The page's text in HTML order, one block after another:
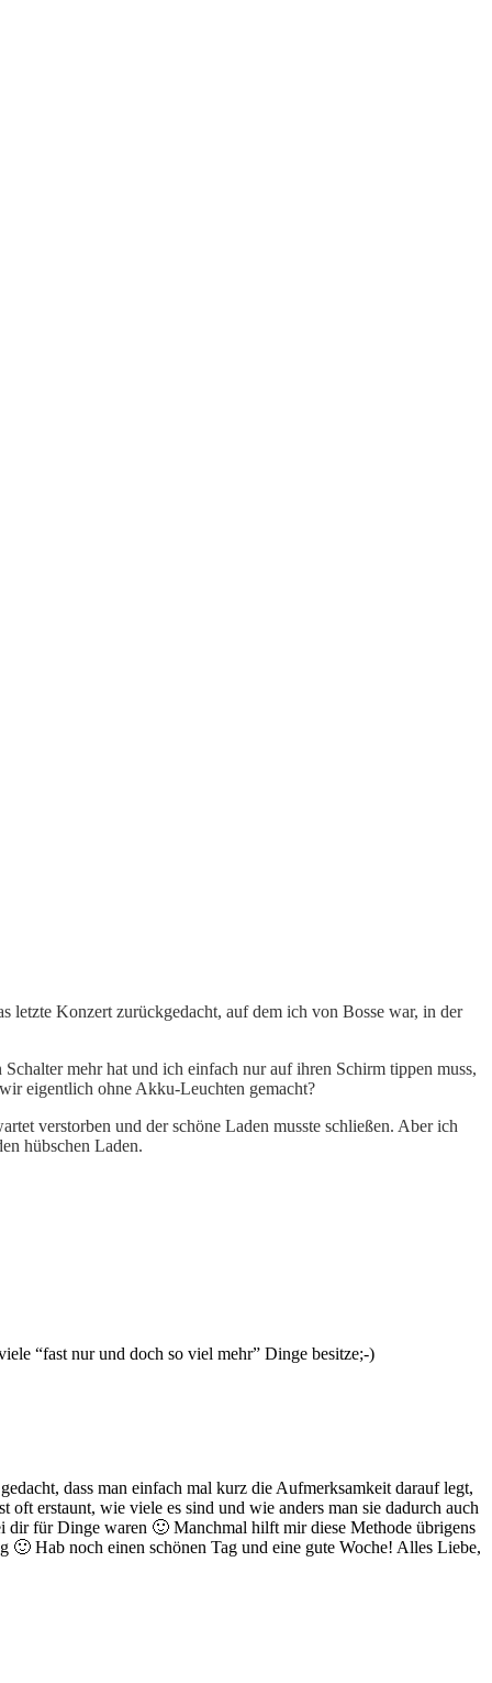
letzte Konzert zurückgedacht, auf dem ich von Bosse war, in der
mehr hat und ich einfach nur auf ihren Schirm tippen muss,
eigentlich ohne Akku-Leuchten gemacht?
verstorben und der schöne Laden musste schließen. Aber ich
hübschen Laden.
“fast nur und doch so viel mehr” Dinge besitze;-)
dass man einfach mal kurz die Aufmerksamkeit darauf legt,
erstaunt, wie viele es sind und wie anders man sie dadurch auch
dir für Dinge waren 🙂 Manchmal hilft mir diese Methode übrigens
🙂 Hab noch einen schönen Tag und eine gute Woche! Alles Liebe,